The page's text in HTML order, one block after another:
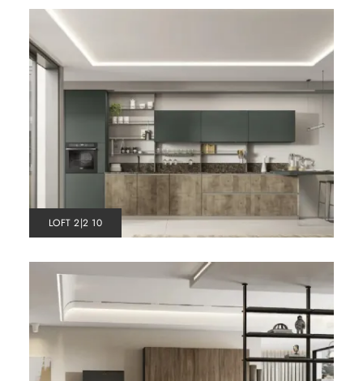
LOFT 2|2 10